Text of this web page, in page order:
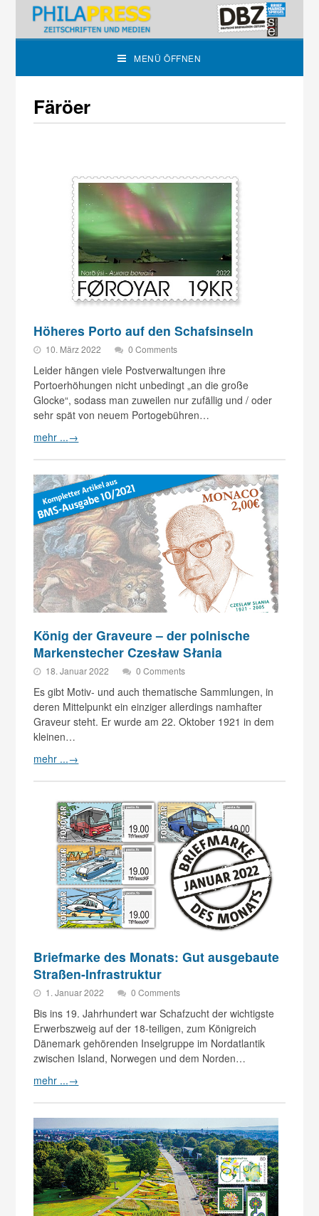
MENÜ ÖFFNEN
Färöer
Höheres Porto auf den Schafsinseln
10. März 2022 0 Comments
Leider hängen viele Postverwaltungen ihre
Portoerhöhungen nicht unbedingt „an die große
Glocke“, sodass man zuweilen nur zufällig und / oder
sehr spät von neuem Portogebühren…
mehr ...→
König der Graveure – der polnische
Markenstecher Czesław Słania
18. Januar 2022 0 Comments
Es gibt Motiv- und auch thematische Sammlungen, in
deren Mittelpunkt ein einziger allerdings namhafter
Graveur steht. Er wurde am 22. Oktober 1921 in dem
kleinen…
mehr ...→
Briefmarke des Monats: Gut ausgebaute
Straßen-Infrastruktur
1. Januar 2022 0 Comments
Bis ins 19. Jahrhundert war Schafzucht der wichtigste
Erwerbszweig auf der 18-teiligen, zum Königreich
Dänemark gehörenden Inselgruppe im Nordatlantik
zwischen Island, Norwegen und dem Norden…
mehr ...→